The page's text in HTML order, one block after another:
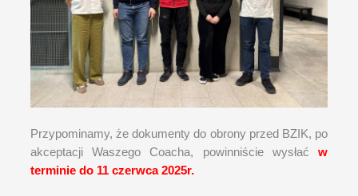
Przypominamy, że dokumenty do obrony przed BZIK, po
akceptacji Waszego Coacha, powinniście wysłaćw
terminie do 11 czerwca 2025r.